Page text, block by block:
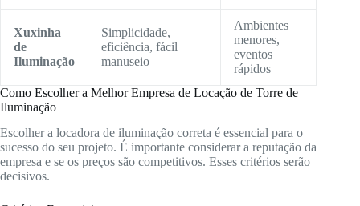
Xuxinha
de
Iluminação
Simplicidade,
eficiência, fácil
manuseio
Ambientes
menores,
eventos
rápidos
Como Escolher a Melhor Empresa de Locação de Torre de
Iluminação
Escolher a locadora de iluminação correta é essencial para o
sucesso do seu projeto. É importante considerar a reputação da
empresa e se os preços são competitivos. Esses critérios serão
decisivos.